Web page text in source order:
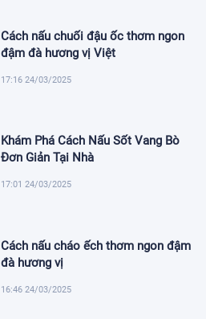
Cách nấu chuối đậu ốc thơm ngon
đậm đà hương vị Việt
17:16 24/03/2025
Khám Phá Cách Nấu Sốt Vang Bò
Đơn Giản Tại Nhà
17:01 24/03/2025
Cách nấu cháo ếch thơm ngon đậm
đà hương vị
16:46 24/03/2025